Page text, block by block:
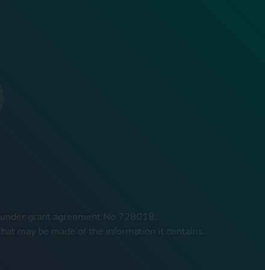
grant agreement No 728018.
may be made of the information it contains.